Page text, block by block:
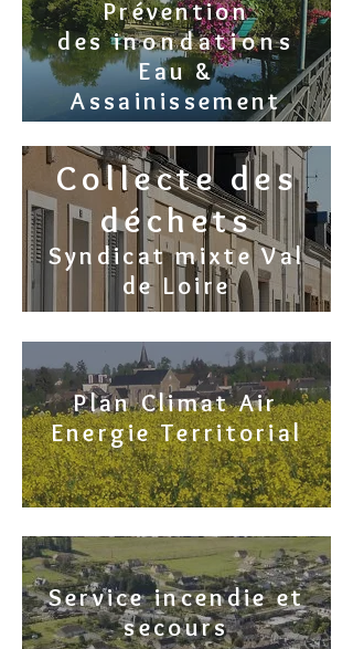
Prévention
desinondations
Eau &
Assainissement
Collecte des
déchets
Syndicat mixte Val
de Loire
Plan Climat Air
Energie Territorial
Service incendie et
secours